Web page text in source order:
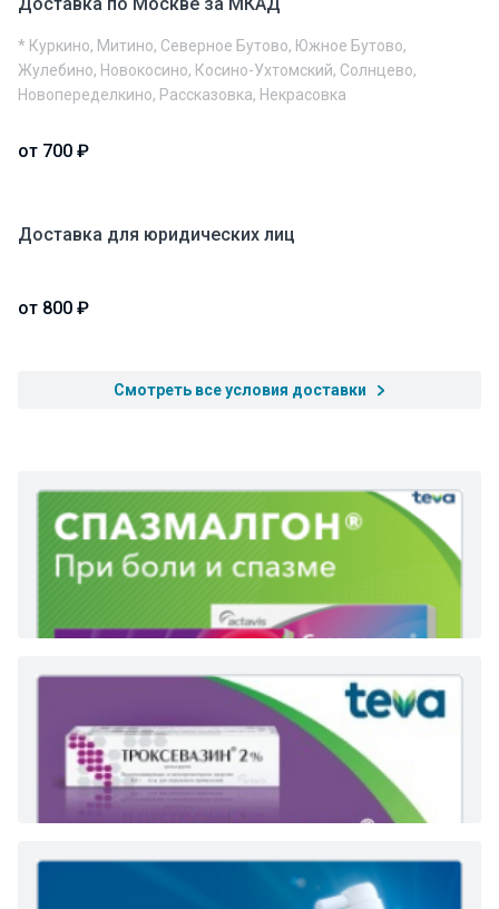
* Куркино, Митино, Северное Бутово, Южное Бутово,
Жулебино, Новокосино, Косино-Ухтомский, Солнцево,
Новопеределкино, Рассказовка, Некрасовка
от 700 ₽
Доставка для юридических лиц
от 800 ₽
Смотреть все условия доставки